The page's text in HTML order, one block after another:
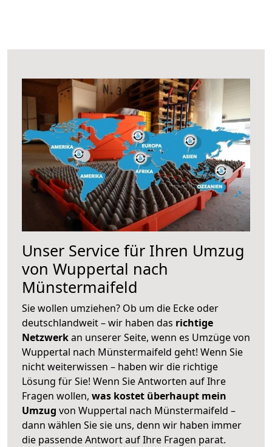
Unser Service für Ihren Umzug
von Wuppertal nach
Münstermaifeld
Sie wollen umziehen? Ob um die Ecke oder
deutschlandweit – wir haben das richtige
Netzwerkan unserer Seite, wenn es Umzüge von
Wuppertal nach Münstermaifeld geht! Wenn Sie
nicht weiterwissen – haben wir die richtige
Lösung für Sie! Wenn Sie Antworten auf Ihre
Fragen wollen, was kostet überhaupt mein
Umzug von Wuppertal nach Münstermaifeld –
dann wählen Sie sie uns, denn wir haben immer
die passende Antwort auf Ihre Fragen parat.